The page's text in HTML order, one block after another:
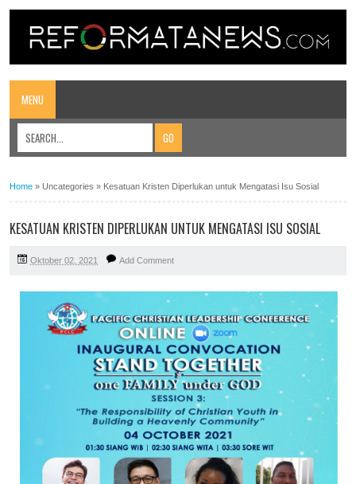
MENU
Home » Uncategories » Kesatuan Kristen Diperlukan untuk Mengatasi Isu Sosial
KESATUAN KRISTEN DIPERLUKAN UNTUK MENGATASI ISU SOSIAL
Oktober 02, 2021 Add Comment